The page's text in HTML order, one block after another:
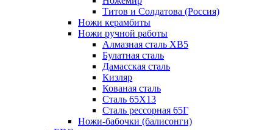
Титов и Солдатова (Россия)
Ножи керамбиты
Ножи ручной работы
Алмазная сталь ХВ5
Булатная сталь
Дамасская сталь
Кизляр
Кованая сталь
Сталь 65Х13
Сталь рессорная 65Г
Ножи-бабочки (балисонги)